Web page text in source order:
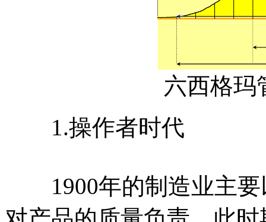
六西格玛
1.操作者时代
1900年的制造业主要